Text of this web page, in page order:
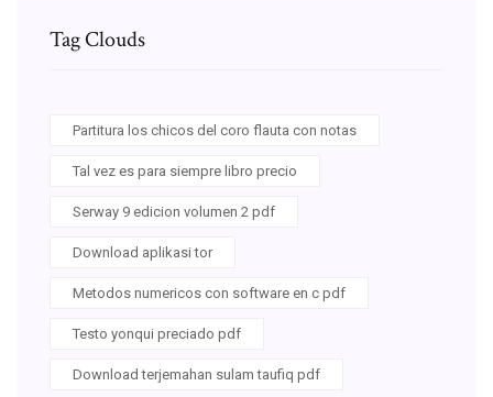
Tag Clouds
Partitura los chicos del coro flauta con notas
Tal vez es para siempre libro precio
Serway 9 edicion volumen 2 pdf
Download aplikasi tor
Metodos numericos con software en c pdf
Testo yonqui preciado pdf
Download terjemahan sulam taufiq pdf